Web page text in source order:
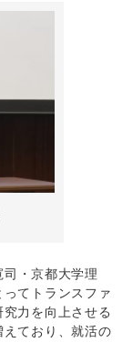
・京都大学理
てトランスファ
力を向上させる
ており、就活の